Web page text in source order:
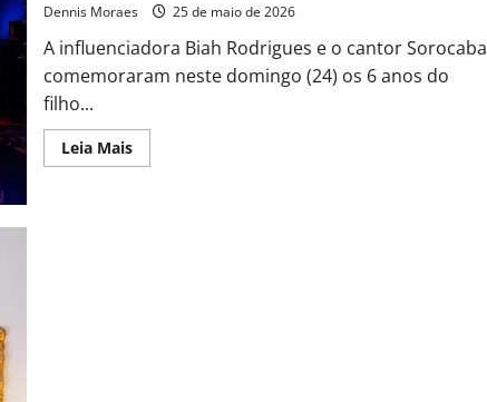
Dennis Moraes 25 de maio de 2026
A influenciadora Biah Rodrigues e o cantor Sorocaba
comemoraram neste domingo (24) os 6 anos do
filho...
Leia Mais